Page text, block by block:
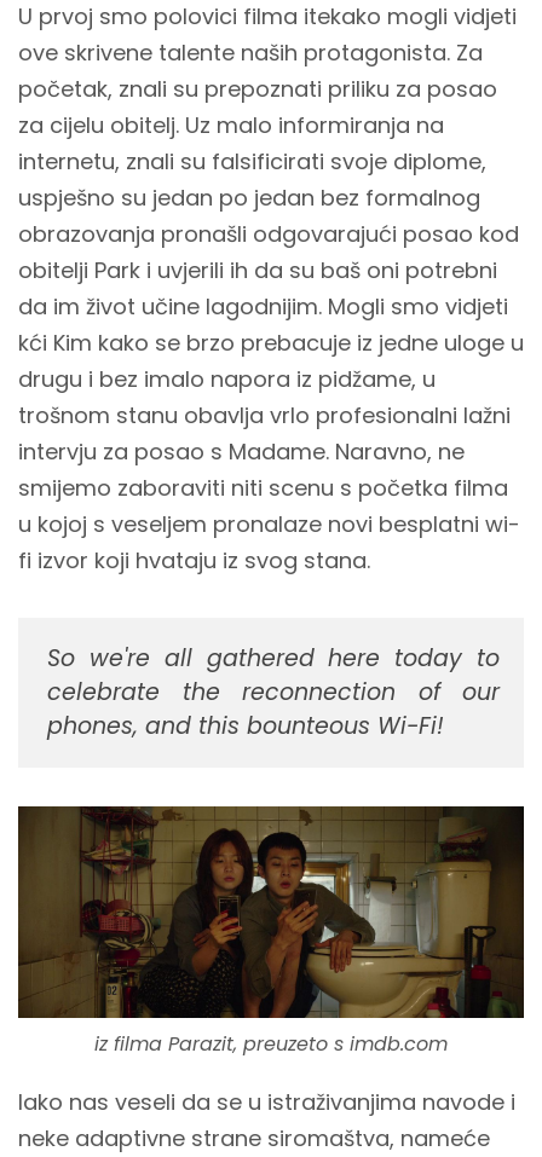
U prvoj smo polovici filma itekako mogli vidjeti
ove skrivene talente naših protagonista. Za
početak, znali su prepoznati priliku za posao
za cijelu obitelj. Uz malo informiranja na
internetu, znali su falsificirati svoje diplome,
uspješno su jedan po jedan bez formalnog
obrazovanja pronašli odgovarajući posao kod
obitelji Park i uvjerili ih da su baš oni potrebni
da im život učine lagodnijim. Mogli smo vidjeti
kći Kim kako se brzo prebacuje iz jedne uloge u
drugu i bez imalo napora iz pidžame, u
trošnom stanu obavlja vrlo profesionalni lažni
intervju za posao s Madame. Naravno, ne
smijemo zaboraviti niti scenu s početka filma
u kojoj s veseljem pronalaze novi besplatni wi-
fi izvor koji hvataju iz svog stana.
So we're all gathered here today to
celebrate the reconnection of our
phones, and this bounteous Wi-Fi!
iz filma Parazit, preuzeto s imdb.com
Iako nas veseli da se u istraživanjima navode i
neke adaptivne strane siromaštva, nameće